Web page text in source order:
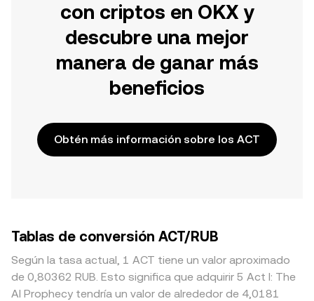
con criptos en OKX y
descubre una mejor
manera de ganar más
beneficios
Obtén más información sobre los ACT
Tablas de conversión ACT/RUB
Según la tasa actual, 1 ACT tiene un valor aproximado
de 0,80362 RUB. Esto significa que adquirir 5 Act I: The
AI Prophecy tendría un valor de alrededor de 4,0181